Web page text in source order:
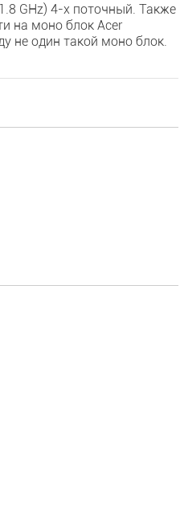
GHz) 4-х поточный. Также
на моно блок Acer
не один такой моно блок.